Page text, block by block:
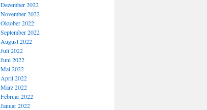
Dezember 2022
November 2022
Oktober 2022
September 2022
August 2022
Juli 2022
Juni 2022
Mai 2022
April 2022
März 2022
Februar 2022
Januar 2022